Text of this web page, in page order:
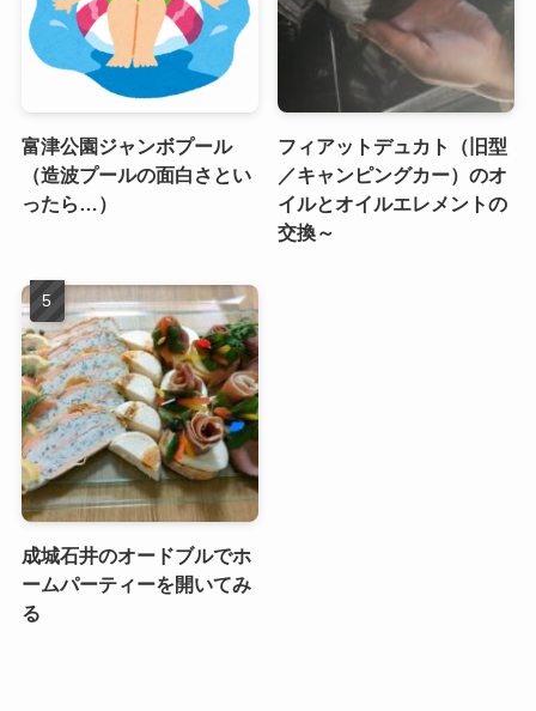
富津公園ジャンボプール
（造波プールの面白さとい
ったら…）
フィアットデュカト（旧型
／キャンピングカー）のオ
イルとオイルエレメントの
交換～
成城石井のオードブルでホ
ームパーティーを開いてみ
る